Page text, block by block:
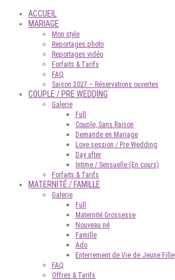
ACCUEIL
MARIAGE
Mon style
Reportages photo
Reportages vidéo
Forfaits & Tarifs
FAQ
Saison 2027 – Réservations ouvertes
COUPLE / PRE WEDDING
Galerie
Full
Couple, Sans Raison
Demande en Mariage
Love session / Pre Wedding
Day after
Intime / Sensuelle (En cours)
Forfaits & Tarifs
MATERNITÉ / FAMILLE
Galerie
Full
Maternité Grossesse
Nouveau né
Famille
Ado
Enterrement de Vie de Jeune Fille
FAQ
Offres & Tarifs